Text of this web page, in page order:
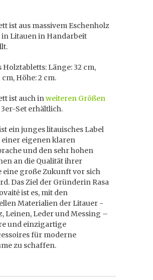
ist aus massivem Eschenholz
Litauen in Handarbeit
Holztabletts: Länge: 32 cm,
cm, Höhe: 2 cm.
ist auch inweiteren Größen
3er-Set erhältlich.
ein junges litauisches Label
einer eigenen klaren
und den sehr hohen
an die Qualität ihrer
eine große Zukunft vor sich
Das Ziel der Gründerin Rasa
ist es, mit den
Materialien der Litauer -
Leinen, Leder und Messing –
und einzigartige
für moderne
zu schaffen.